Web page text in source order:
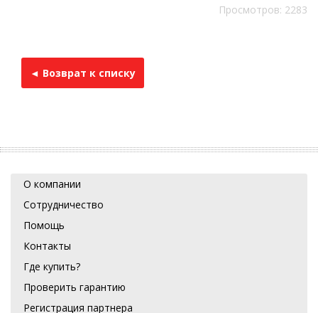
Просмотров: 2283
◄ Возврат к списку
О компании
Сотрудничество
Помощь
Контакты
Где купить?
Проверить гарантию
Регистрация партнера